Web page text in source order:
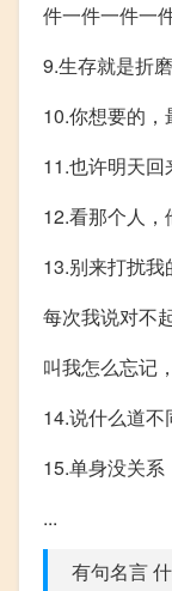
件一件一件一
9.生存就是折
10.你想要的，
11.也许明天回
12.看那个人，
13.别来打扰我
每次我说对不
叫我怎么忘记
14.说什么道不
15.单身没关系
...
有句名言